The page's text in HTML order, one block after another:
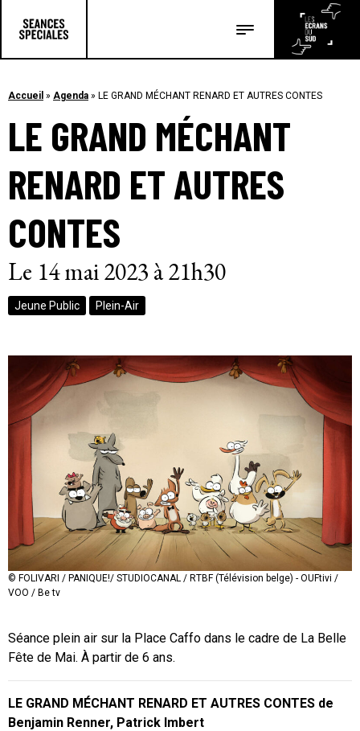
Les articles
Accueil » Agenda » LE GRAND MÉCHANT RENARD ET AUTRES CONTES
LE GRAND MÉCHANT
RENARD ET AUTRES
CONTES
Le 14 mai 2023 à 21h30
Jeune Public Plein-Air
© FOLIVARI / PANIQUE!/ STUDIOCANAL / RTBF (Télévision belge) - OUFtivi /
VOO / Be tv
© FOLIVARI / PANIQUE!/ STUDIOCANAL / RTBF (Télévision belge) - OUFtivi /
VOO / Be tv
© FOLIVARI / PANIQUE!/ STUDIOCANAL / RTBF (Télévision belge) - OUFtivi /
VOO / Be tv
Séance plein air sur la Place Caffo dans le cadre de La Belle
Fête de Mai. À partir de 6 ans.
LE GRAND MÉCHANT RENARD ET AUTRES CONTES de
Benjamin Renner, Patrick Imbert